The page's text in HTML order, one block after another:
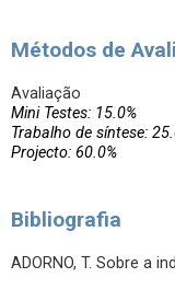
Métodos de
Avaliação
Mini Testes: 15.0%
Trabalho de síntese:
Projecto: 60.0%
Bibliografia
ADORNO, T. Sobre a